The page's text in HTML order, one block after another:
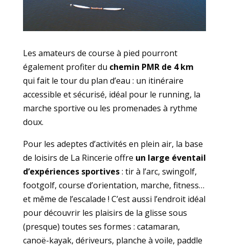
Les amateurs de course à pied pourront
également profiter du chemin PMR de 4 km
qui fait le tour du plan d’eau : un itinéraire
accessible et sécurisé, idéal pour le running, la
marche sportive ou les promenades à rythme
doux.
Pour les adeptes d’activités en plein air, la base
de loisirs de La Rincerie offre un large éventail
d’expériences sportives: tir à l’arc, swingolf,
footgolf, course d’orientation, marche, fitness…
et même de l’escalade ! C’est aussi l’endroit idéal
pour découvrir les plaisirs de la glisse sous
(presque) toutes ses formes : catamaran,
canoë-kayak, dériveurs, planche à voile, paddle